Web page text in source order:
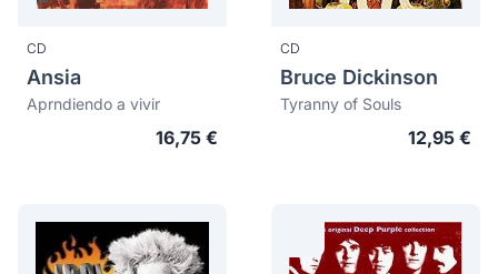
CD
Ansia
Aprndiendo a vivir
16,75 €
CD
Bruce Dickinson
Tyranny of Souls
12,95 €